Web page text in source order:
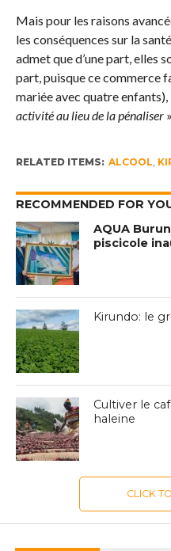
Mais pour les raisons
les conséquences sur la
admet que d’une part, elles
part, puisque ce commerce
mariée avec quatre enfants),
activité au lieu de la pénaliser
RELATED ITEMS: ALCOOL,
RECOMMENDED FOR
AQUA
piscicole
Kirundo: le
Cultiver le
haleine
CLICK